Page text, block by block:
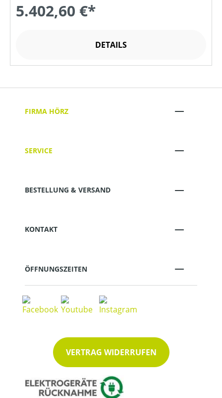
5.402,60 €*
DETAILS
FIRMA HÖRZ
SERVICE
BESTELLUNG & VERSAND
KONTAKT
ÖFFNUNGSZEITEN
VERTRAG WIDERRUFEN